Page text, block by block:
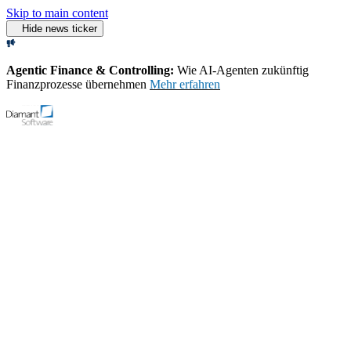
Skip to main content
Hide news ticker
Agentic Finance & Controlling: Wie AI‑Agenten zukünftig
Finanzprozesse übernehmen Mehr erfahren